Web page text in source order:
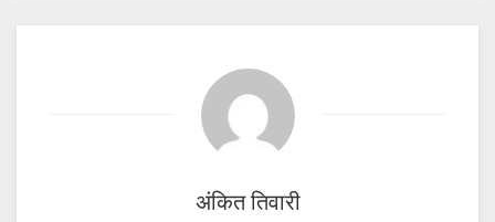
अंकित तिवारी